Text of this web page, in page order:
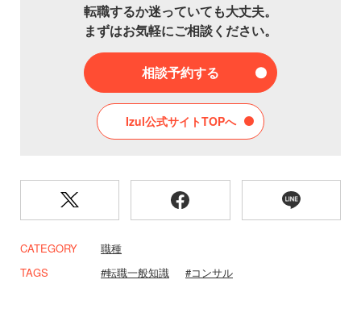
転職するか迷っていても大丈夫。
まずはお気軽にご相談ください。
相談予約する
Izul公式サイトTOPへ
CATEGORY
職種
TAGS
転職一般知識 コンサル